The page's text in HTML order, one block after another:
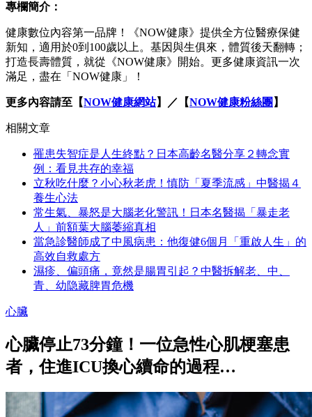
專欄簡介：
健康數位內容第一品牌！《NOW健康》提供全方位醫療保健
新知，適用於0到100歲以上。基因與生俱來，體質後天翻轉；
打造長壽體質，就從《NOW健康》開始。更多健康資訊一次
滿足，盡在「NOW健康」！
更多內容請至【NOW健康網站】／【NOW健康粉絲團 】
相關文章
罹患失智症是人生終點？日本高齡名醫分享２轉念實
例：看見共存的幸福
立秋吃什麼？小心秋老虎！慎防「夏季流感」中醫揭４
養生心法
常生氣、暴怒是大腦老化警訊！日本名醫揭「暴走老
人」前額葉大腦萎縮真相
當急診醫師成了中風病患：他復健6個月「重啟人生」的
高效自救處方
濕疹、偏頭痛，竟然是腸胃引起？中醫拆解老、中、
青、幼隐藏脾胃危機
心臟
心臟停止73分鐘！一位急性心肌梗塞患
者，住進ICU換心續命的過程…